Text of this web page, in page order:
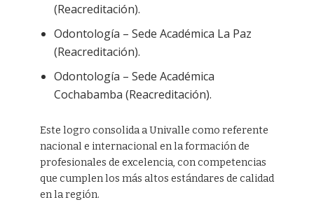
(Reacreditación).
Odontología – Sede Académica La Paz
(Reacreditación).
Odontología – Sede Académica
Cochabamba (Reacreditación).
Este logro consolida a Univalle como referente
nacional e internacional en la formación de
profesionales de excelencia, con competencias
que cumplen los más altos estándares de calidad
en la región.